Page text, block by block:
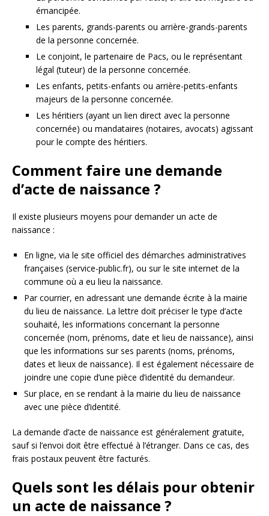
émancipée.
Les parents, grands-parents ou arrière-grands-parents
de la personne concernée.
Le conjoint, le partenaire de Pacs, ou le représentant
légal (tuteur) de la personne concernée.
Les enfants, petits-enfants ou arrière-petits-enfants
majeurs de la personne concernée.
Les héritiers (ayant un lien direct avec la personne
concernée) ou mandataires (notaires, avocats) agissant
pour le compte des héritiers.
Comment faire une demande
d’acte de naissance ?
Il existe plusieurs moyens pour demander un acte de
naissance :
En ligne, via le site officiel des démarches administratives
françaises (service-public.fr), ou sur le site internet de la
commune où a eu lieu la naissance.
Par courrier, en adressant une demande écrite à la mairie
du lieu de naissance. La lettre doit préciser le type d’acte
souhaité, les informations concernant la personne
concernée (nom, prénoms, date et lieu de naissance), ainsi
que les informations sur ses parents (noms, prénoms,
dates et lieux de naissance). Il est également nécessaire de
joindre une copie d’une pièce d’identité du demandeur.
Sur place, en se rendant à la mairie du lieu de naissance
avec une pièce d’identité.
La demande d’acte de naissance est généralement gratuite,
sauf si l’envoi doit être effectué à l’étranger. Dans ce cas, des
frais postaux peuvent être facturés.
Quels sont les délais pour obtenir
un acte de naissance ?